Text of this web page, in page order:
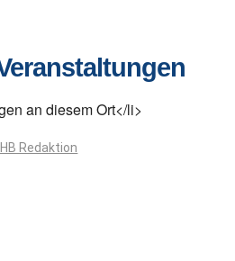
an diesem Ort</li>
Redaktion